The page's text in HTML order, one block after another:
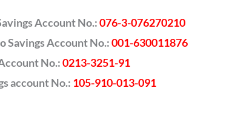
Account No.:076-3-076270210
Savings Account No.:001-630011876
No.:0213-3251-91
account No.: 105-910-013-091